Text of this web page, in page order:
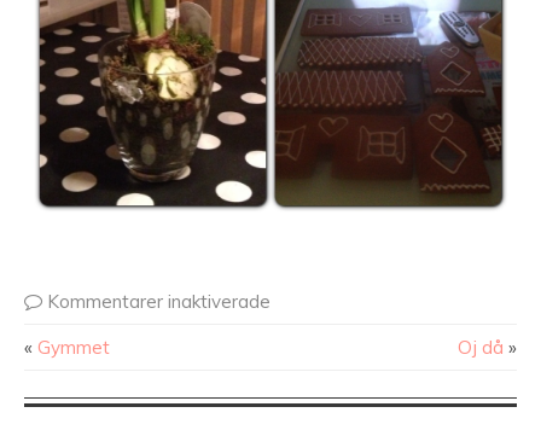
Kommentarer inaktiverade
« Gymmet Oj då »